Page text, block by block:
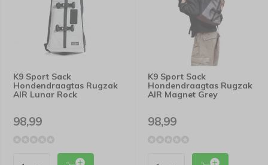
K9 Sport Sack
Hondendraagtas Rugzak
AIR Lunar Rock
98,99
K9 Sport Sack
Hondendraagtas Rugzak
AIR Magnet Grey
98,99